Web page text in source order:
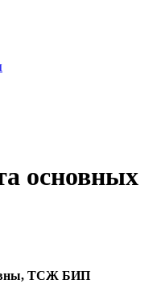
основных
ТСЖ БИП